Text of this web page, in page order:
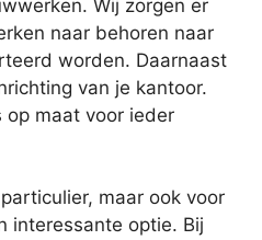
Wij zorgen er
naar behoren naar
worden. Daarnaast
van je kantoor.
op maat voor ieder
maar ook voor
interessante optie. Bij